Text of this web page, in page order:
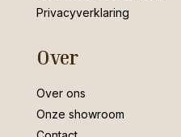
Privacyverklaring
Over
Over ons
Onze showroom